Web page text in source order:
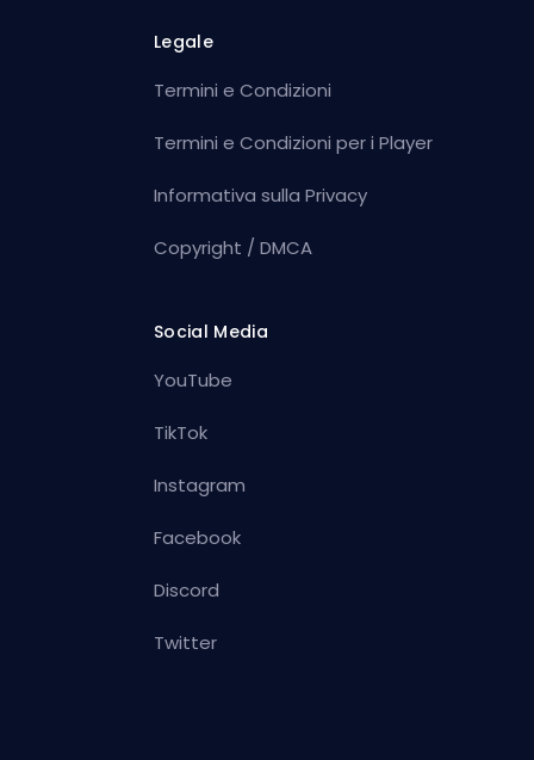
Legale
Termini e Condizioni
Termini e Condizioni per i Player
Informativa sulla Privacy
Copyright / DMCA
Social Media
YouTube
TikTok
Instagram
Facebook
Discord
Twitter